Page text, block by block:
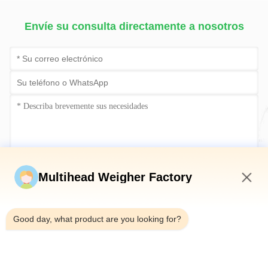
Envíe su consulta directamente a nosotros
Envíe ahora
Multihead Weigher Factory
Good day, what product are you looking for?